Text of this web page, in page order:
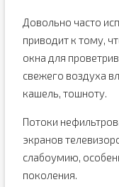
Довольно часто
приводит к тому,
окна для
свежего воздуха
кашель, тошноту.
Потоки
экранов
слабоумию,
поколения.